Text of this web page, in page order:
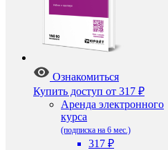
Ознакомиться
Купить доступ от 317 ₽
Аренда электронного
курса
(подписка на 6 мес.)
317 ₽